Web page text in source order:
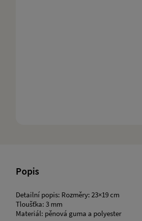
Popis
Detailní popis: Rozměry: 23×19 cm
Tloušťka: 3 mm
Materiál: pěnová guma a polyester